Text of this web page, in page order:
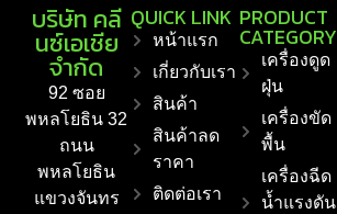
บริษัท คลี
นซ์เอเชีย
จำกัด
92 ซอย
พหลโยธิน 32
ถนน
พหลโยธิน
แขวงจันทร
QUICK LINK
หน้าแรก
เกี่ยวกับเรา
สินค้า
สินค้าลด
ราคา
ติดต่อเรา
PRODUCT
CATEGORY
เครื่องดูด
ฝุ่น
เครื่องขัด
พื้น
เครื่องฉีด
น้ำแรงดัน